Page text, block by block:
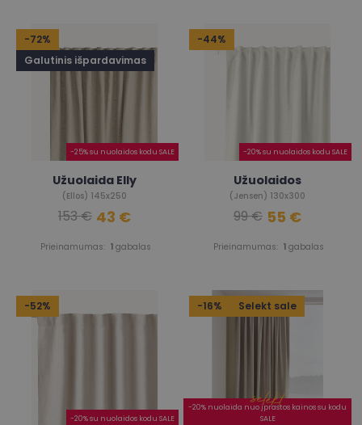
-72%
Galutinis išpardavimas
-25% su nuolaidos kodu SALE
Užuolaida Elly
(Ellos) 145x250
Prieinamumas: 1 gabalas
153 € 43 €
-44%
-20% su nuolaidos kodu SALE
Užuolaidos
(Jensen) 130x300
Prieinamumas: 1 gabalas
99 € 55 €
-52%
-20% su nuolaidos kodu SALE
-16% Selekt sale
-20% nuolaida nuo įprastos kainos su kodu
SALE